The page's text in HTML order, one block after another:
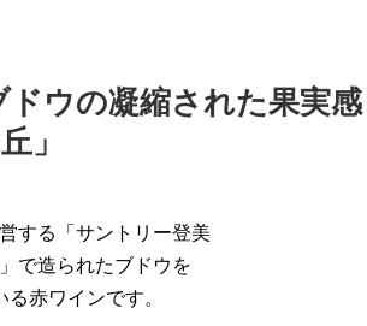
ドウの凝縮された果実
」
する「サントリー登美
で造られたブドウを
赤ワインです。